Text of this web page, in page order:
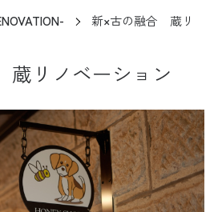
新×古の融合 蔵リノベ
リノベーション